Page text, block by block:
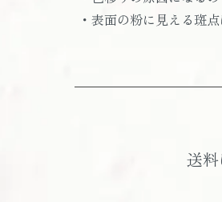
・表面の粉に見える斑
送